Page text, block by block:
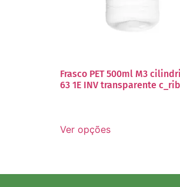
Frasco PET 500ml M3
63 1E INV transparente
Ver opções